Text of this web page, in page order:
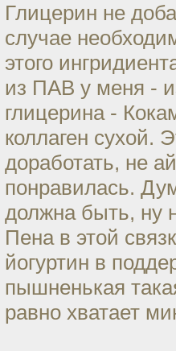
Глицерин не
случае
этого
из ПАВ у меня -
глицерина -
коллаген сухой.
доработать, не
понравилась.
должна быть, ну
Пена в этой
йогуртин в
пышненькая
равно хватает